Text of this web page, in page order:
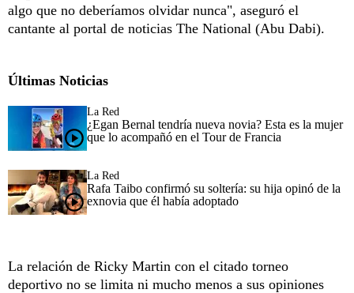
algo que no deberíamos olvidar nunca", aseguró el
cantante al portal de noticias The National (Abu Dabi).
Últimas Noticias
La Red
¿Egan Bernal tendría nueva novia? Esta es la mujer
que lo acompañó en el Tour de Francia
La Red
Rafa Taibo confirmó su soltería: su hija opinó de la
exnovia que él había adoptado
La relación de Ricky Martin con el citado torneo
deportivo no se limita ni mucho menos a sus opiniones